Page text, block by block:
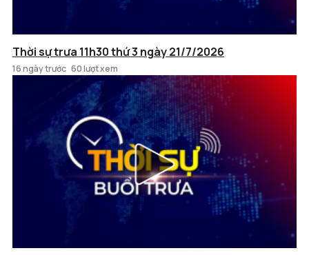
Thời sự trưa 11h30 thứ 3 ngày 21/7/2026
16 ngày trước 60 lượt xem